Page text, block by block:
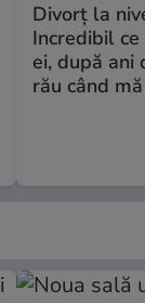
Divorț la
Incredibil
ei, după ani
rău când